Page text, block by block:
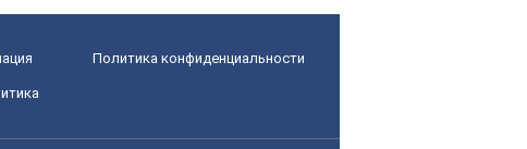
Политика конфиденциальности